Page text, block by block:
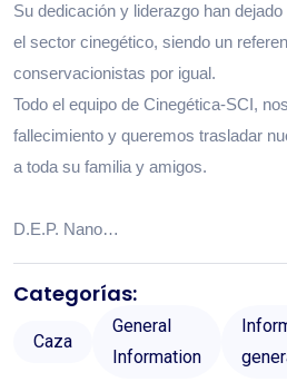
Su dedicación y liderazgo han
el sector cinegético, siendo un
conservacionistas por igual.
Todo el equipo de Cinegética-SCI,
fallecimiento y queremos trasladar
a toda su familia y amigos.
D.E.P. Nano…
Categorías:
Caza
General
Information